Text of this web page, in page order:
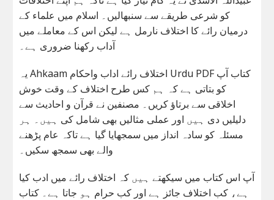
کو شرعی طریقے سے سنبھالیں۔ اسلام میں علماء کے
درمیان رائے کا اختلاف نارمل ہے لیکن اس کے معاملے میں
آداب رکھنا ضروری ہے۔
یہ Ahkaam اختلاف رائے اداب واحکام Urdu PDF کتاب آپ
کو بتاتی ہے کہ ہم کس طرح اختلاف کے وقت خوش
اخلاقی سے برتاؤ کریں۔ مصنفین نے قرآن و احادیث سے
دلیلیں دی ہیں اور عملی مثالیں بھی شامل کی ہیں۔ ہر
مسئلہ کو سادہ انداز میں سمجھایا گیا ہے تاکہ عام پڑھنے
والے بھی سمجھ سکیں۔
آپ اس کتاب میں سیکھتے ہیں کہ اختلاف رائے میں ادب کیا
ہے، کب اختلاف جائز ہے اور کب حرام ہو جاتا ہے۔ کتاب